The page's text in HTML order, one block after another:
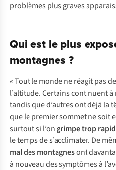
problèmes plus graves
Qui est le plus
montagnes ?
« Tout le monde ne réagit pas
l’altitude. Certains continuent
tandis que d’autres ont déjà la
que le premier sommet ne soit
surtout si l’on grimpe trop
le temps de s’acclimater. De
mal des montagnesont
à nouveau des symptômes à